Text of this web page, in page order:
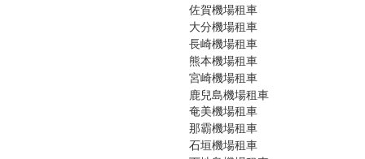
佐賀機場租車
大分機場租車
長崎機場租車
熊本機場租車
宮崎機場租車
鹿兒島機場租車
奄美機場租車
那霸機場租車
石垣機場租車